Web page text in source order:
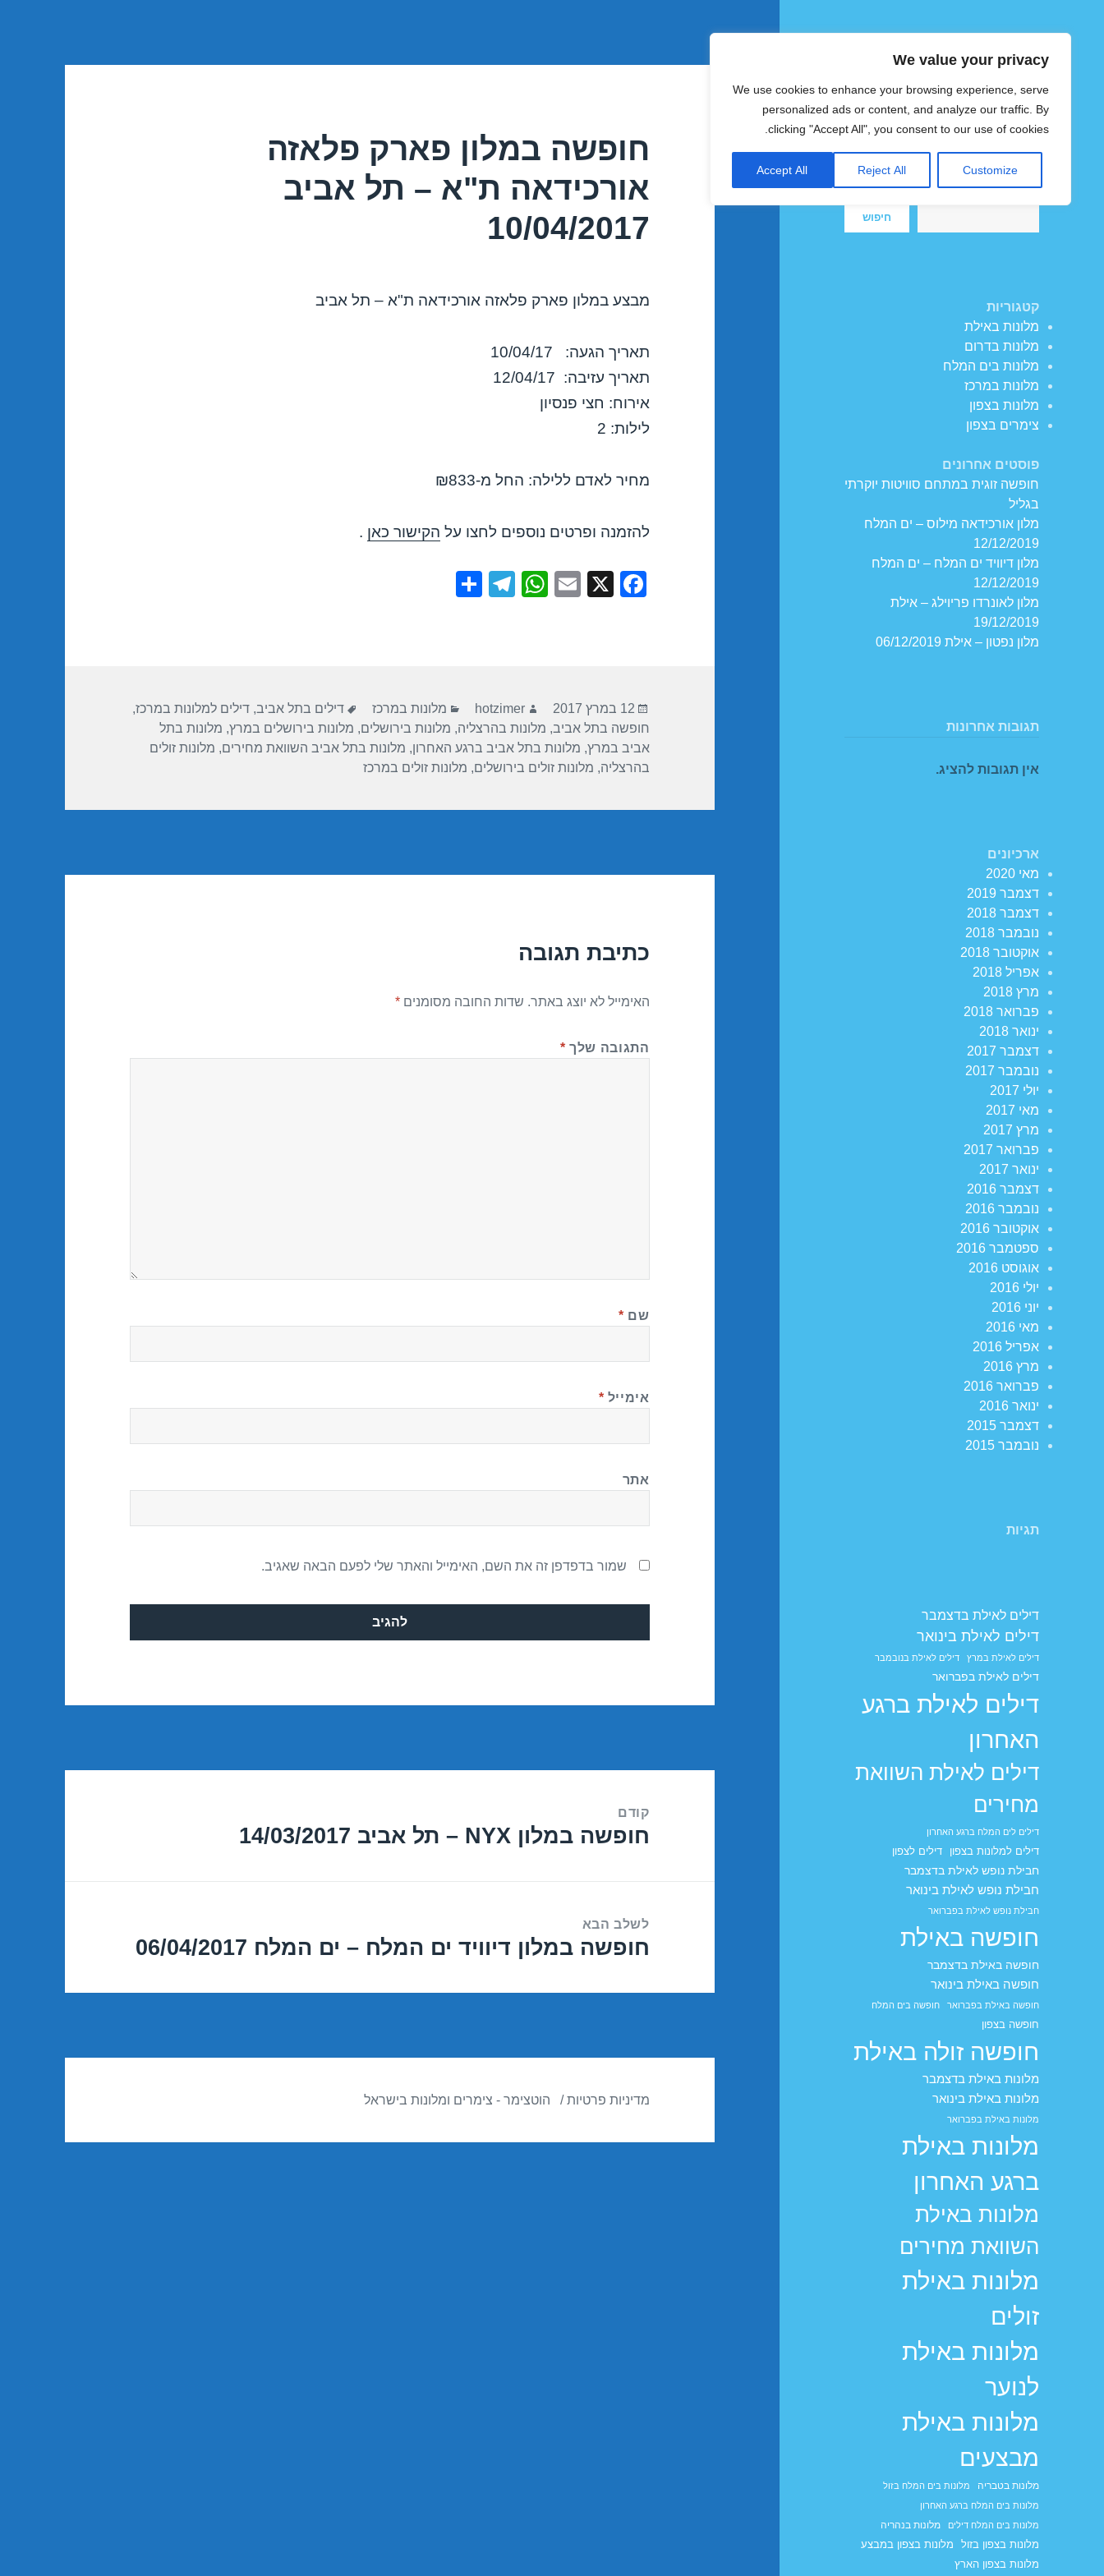
We value your privacy
We use cookies to enhance your browsing experience, serve
personalized ads or content, and analyze our traffic. By
clicking "Accept All", you consent to our use of cookies.
Customize
Reject All
Accept All
צימרים ומלונות זולים בישראל
חיפוש
חיפוש
קטגוריות
מלונות באילת
מלונות בדרום
מלונות בים המלח
מלונות במרכז
מלונות בצפון
צימרים בצפון
פוסטים אחרונים
חופשה זוגית במתחם סוויטות יוקרתי
בגליל
מלון אורכידאה מילוס – ים המלח
12/12/2019
מלון דיוויד ים המלח – ים המלח
12/12/2019
מלון לאונרדו פריוילג – אילת
19/12/2019
מלון נפטון – אילת 06/12/2019
תגובות אחרונות
אין תגובות להציג.
ארכיונים
מאי 2020
דצמבר 2019
דצמבר 2018
נובמבר 2018
אוקטובר 2018
אפריל 2018
מרץ 2018
פברואר 2018
ינואר 2018
דצמבר 2017
נובמבר 2017
יולי 2017
מאי 2017
מרץ 2017
פברואר 2017
ינואר 2017
דצמבר 2016
נובמבר 2016
אוקטובר 2016
ספטמבר 2016
אוגוסט 2016
יולי 2016
יוני 2016
מאי 2016
אפריל 2016
מרץ 2016
פברואר 2016
ינואר 2016
דצמבר 2015
נובמבר 2015
תגיות
דילים לאילת בדצמבר
דילים לאילת בינואר
דילים לאילת במרץ דילים לאילת בנובמבר
דילים לאילת בפברואר
דילים לאילת ברגע
האחרון
דילים לאילת השוואת
מחירים
דילים לים המלח ברגע האחרון
דילים למלונות בצפון דילים לצפון
חבילת נופש לאילת בדצמבר
חבילת נופש לאילת בינואר
חבילת נופש לאילת בפברואר
חופשה באילת
חופשה באילת בדצמבר
חופשה באילת בינואר
חופשה באילת בפברואר חופשה בים המלח
חופשה בצפון
חופשה זולה באילת
מלונות באילת בדצמבר
מלונות באילת בינואר
מלונות באילת בפברואר
מלונות באילת
ברגע האחרון
מלונות באילת
השוואת מחירים
מלונות באילת
זולים
מלונות באילת
לנוער
מלונות באילת
מבצעים
מלונות בטבריה
מלונות בים המלח בזול
מלונות בים המלח ברגע האחרון
מלונות בים המלח דילים
מלונות בנהריה
מלונות בצפון בזול
מלונות בצפון במבצע
מלונות בצפון הארץ
חופשה במלון פארק פלאזה
אורכידאה ת"א – תל אביב
10/04/2017
מבצע במלון פארק פלאזה אורכידאה ת"א – תל אביב
תאריך הגעה: 10/04/17
תאריך עזיבה: 12/04/17
אירוח: חצי פנסיון
לילות: 2
מחיר לאדם ללילה: החל מ-₪833
להזמנה ופרטים נוספים לחצו על הקישור כאן .
F
o
o
k
X
E
W
p
p
T
m
פורסם
בתאריך
12 במרץ 2017 מחבר
hotzimer קטגוריות
מלונות במרכז תגיות
דילים בתל אביב,דילים למלונות במרכז,
חופשה בתל אביב, מלונות בהרצליה, מלונות בירושלים, מלונות בירושלים במרץ, מלונות בתל
אביב במרץ, מלונות בתל אביב ברגע האחרון, מלונות בתל אביב השוואת מחירים, מלונות זולים
בהרצליה, מלונות זולים בירושלים, מלונות זולים במרכז
כתיבת תגובה
האימייל לא יוצג באתר. שדות החובה מסומנים*
התגובה שלך *
שם *
אימייל *
אתר
שמור בדפדפן זה את השם, האימייל והאתר שלי לפעם הבאה שאגיב.
קודם
הפוסט
חופשה במלון NYX – תל אביב 14/03/2017
לשלב הבא
הפוסט
חופשה במלון דיוויד ים המלח – ים המלח 06/04/2017
מדיניות פרטיות הוטצימר - צימרים ומלונות בישראל